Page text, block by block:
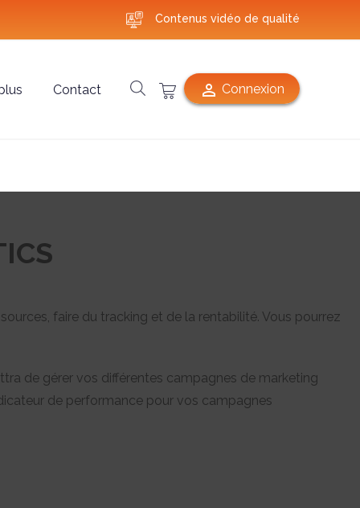
Contenus vidéo de qualité
Contact  Connexion
faire du tracking et de la rentabilité. Vous pourrez
de gérer vos différentes campagnes de marketing
de performance pour vos campagnes